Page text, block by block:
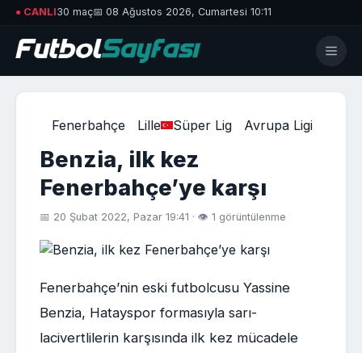
● CANLI30 maç📅 08 Ağustos 2026, Cumartesi 10:11
Fenerbahçe Lille Süper Lig Avrupa Ligi
Benzia, ilk kez
Fenerbahçe’ye karşı
📅 20 Şubat 2022, Pazar 19:41 · 👁 1 görüntülenme
Fenerbahçe’nin eski futbolcusu Yassine
Benzia, Hatayspor formasıyla sarı-
lacivertlilerin karşısında ilk kez mücadele